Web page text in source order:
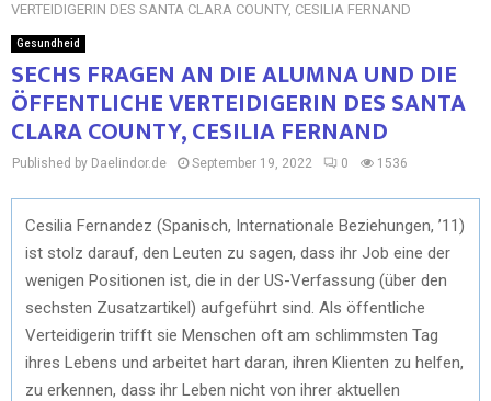
VERTEIDIGERIN DES SANTA CLARA COUNTY, CESILIA FERNAND
Gesundheid
SECHS FRAGEN AN DIE ALUMNA UND DIE
ÖFFENTLICHE VERTEIDIGERIN DES SANTA
CLARA COUNTY, CESILIA FERNAND
Published by Daelindor.de September 19, 2022 0 1536
Cesilia Fernandez (Spanisch, Internationale Beziehungen, ’11)
ist stolz darauf, den Leuten zu sagen, dass ihr Job eine der
wenigen Positionen ist, die in der US-Verfassung (über den
sechsten Zusatzartikel) aufgeführt sind. Als öffentliche
Verteidigerin trifft sie Menschen oft am schlimmsten Tag
ihres Lebens und arbeitet hart daran, ihren Klienten zu helfen,
zu erkennen, dass ihr Leben nicht von ihrer aktuellen